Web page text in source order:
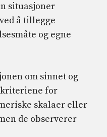
situasjoner
å tillegge
og egne
om sinnet og
kriteriene for
skalaer eller
de observerer